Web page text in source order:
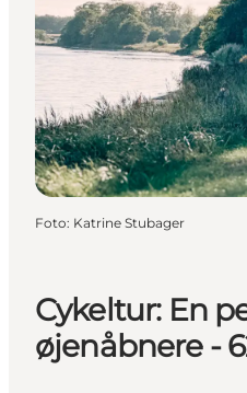
Cykeltur: En
øjenåbnere -
Foto: Katrine Stubager